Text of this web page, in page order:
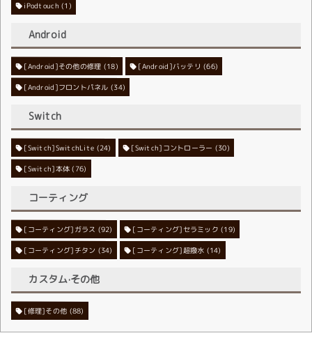
iPodtouch (1)
Android
[Android]その他の修理 (18) [Android]バッテリ (66)
[Android]フロントパネル (34)
Switch
[Switch]SwitchLite (24) [Switch]コントローラー (30)
[Switch]本体 (76)
コーティング
[コーティング]ガラス (92) [コーティング]セラミック (19)
[コーティング]チタン (34) [コーティング]超撥水 (14)
カスタム·その他
[修理]その他 (88)